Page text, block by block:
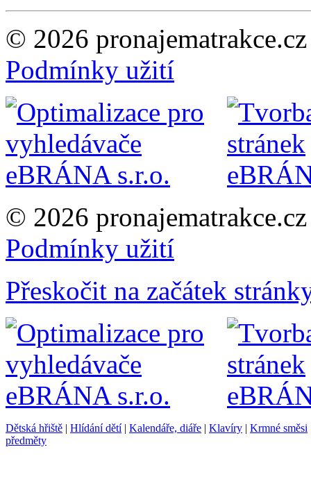
© 2026
Podmínky užití
© 2026
Podmínky užití
Přeskočit na začátek
Dětská hřiště | Hlídání dětí| Kalendáře, diáře | Klavíry | Krmné směsi
předměty